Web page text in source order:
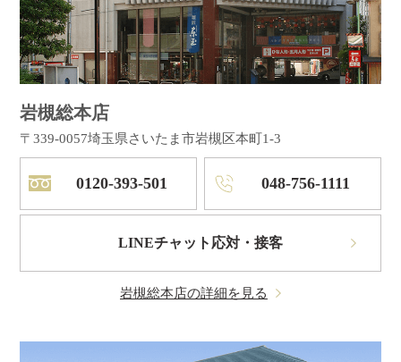
岩槻総本店
〒339-0057埼玉県さいたま市岩槻区本町1-3
0120-393-501 048-756-1111
LINEチャット応対・接客
岩槻総本店の詳細を見る